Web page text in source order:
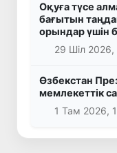
Оқуға түсе
бағытын
орындар үшін
29 Шіл 2026,
Өзбекстан
мемлекеттік
1 Там 2026,